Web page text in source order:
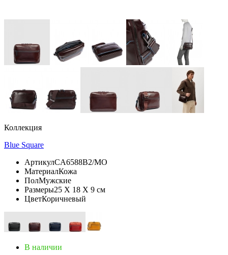
Коллекция
Blue Square
АртикулCA6588B2/MO
МатериалКожа
ПолМужские
Размеры25 X 18 X 9 см
ЦветКоричневый
В наличии